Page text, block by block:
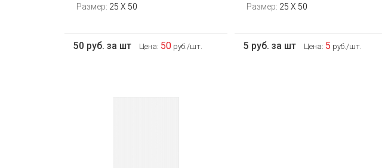
Размер: 25 Х 50
50 руб. за шт Цена: 50 руб./шт.
Размер: 25 Х 50
5 руб. за шт Цена: 5 руб./шт.